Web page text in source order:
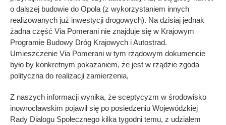
o dalszej budowie do Opola (z wykorzystaniem innych
realizowanych już inwestycji drogowych). Na dzisiaj jednak
żadna część Via Pomerani nie znajduje się w Krajowym
Programie Budowy Dróg Krajowych i Autostrad.
Umieszczenie Via Pomerani w tym rządowym dokumencie
było by konkretnym pokazaniem, że jest w rządzie zgoda
polityczna do realizacji zamierzenia,
Z naszych informacji wynika, że sceptycyzm w środowisko
inowrocławskim pojawił się po posiedzeniu Wojewódzkiej
Rady Dialogu Społecznego kilka tygodni temu, z udziałem